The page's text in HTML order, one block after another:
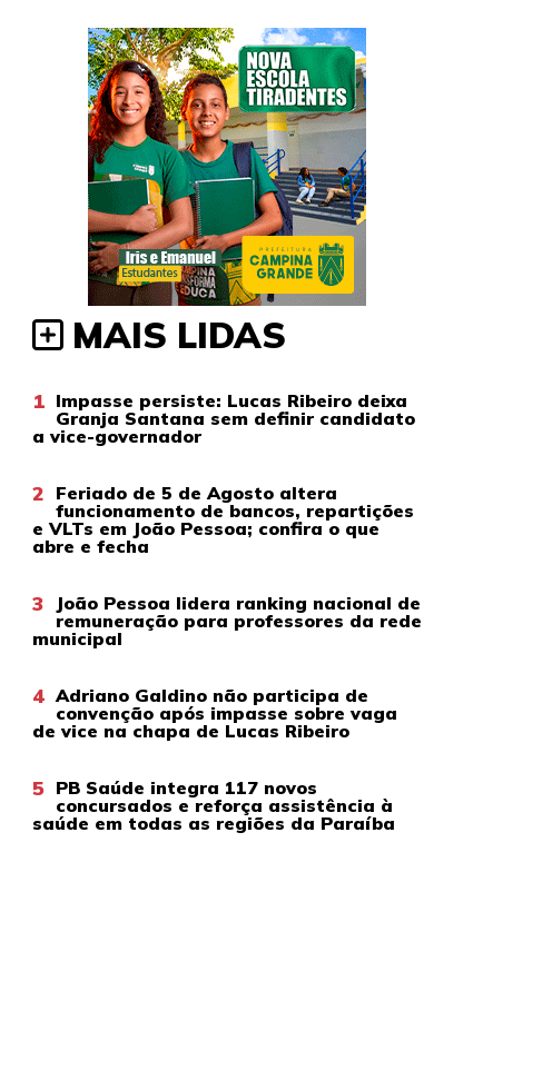
MAIS LIDAS
1 Impasse persiste: Lucas Ribeiro deixa
Granja Santana sem definir candidato
a vice-governador
2 Feriado de 5 de Agosto altera
funcionamento de bancos, repartições
e VLTs em João Pessoa; confira o que
abre e fecha
3
João Pessoa lidera ranking nacional de
remuneração para professores da rede
municipal
4 Adriano Galdino não participa de
convenção após impasse sobre vaga
de vice na chapa de Lucas Ribeiro
5 PB Saúde integra 117 novos
concursados e reforça assistência à
saúde em todas as regiões da Paraíba